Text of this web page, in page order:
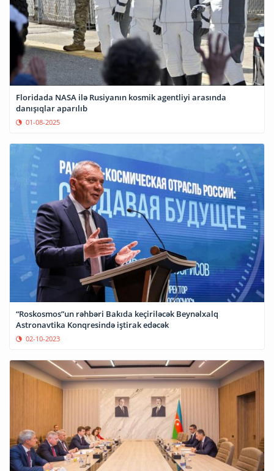
Floridada NASA ilə Rusiyanın kosmik agentliyi arasında
danışıqlar aparılıb
01-08-2025
“Roskosmos”un rəhbəri Bakıda keçiriləcək Beynəlxalq
Astronavtika Konqresində iştirak edəcək
02-10-2023